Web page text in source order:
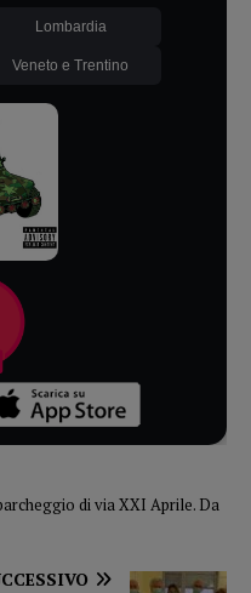
Lombardia
Veneto e Trentino
di via XXI Aprile. Da